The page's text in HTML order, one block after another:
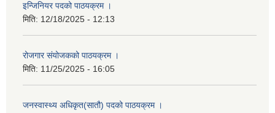
इन्जिनियर पदको पाठयक्रम ।
मिति: 12/18/2025 - 12:13
रोजगार संयोजकको पाठयक्रम ।
मिति: 11/25/2025 - 16:05
जनस्वास्थ्य अधिकृत(सातौ) पदको पाठयक्रम ।